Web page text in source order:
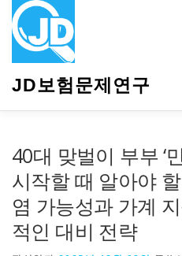
JD보험문제연구
40대 맞벌이 부부 ‘
시작할 때 알아야
염 가능성과 가계
적인 대비 전략